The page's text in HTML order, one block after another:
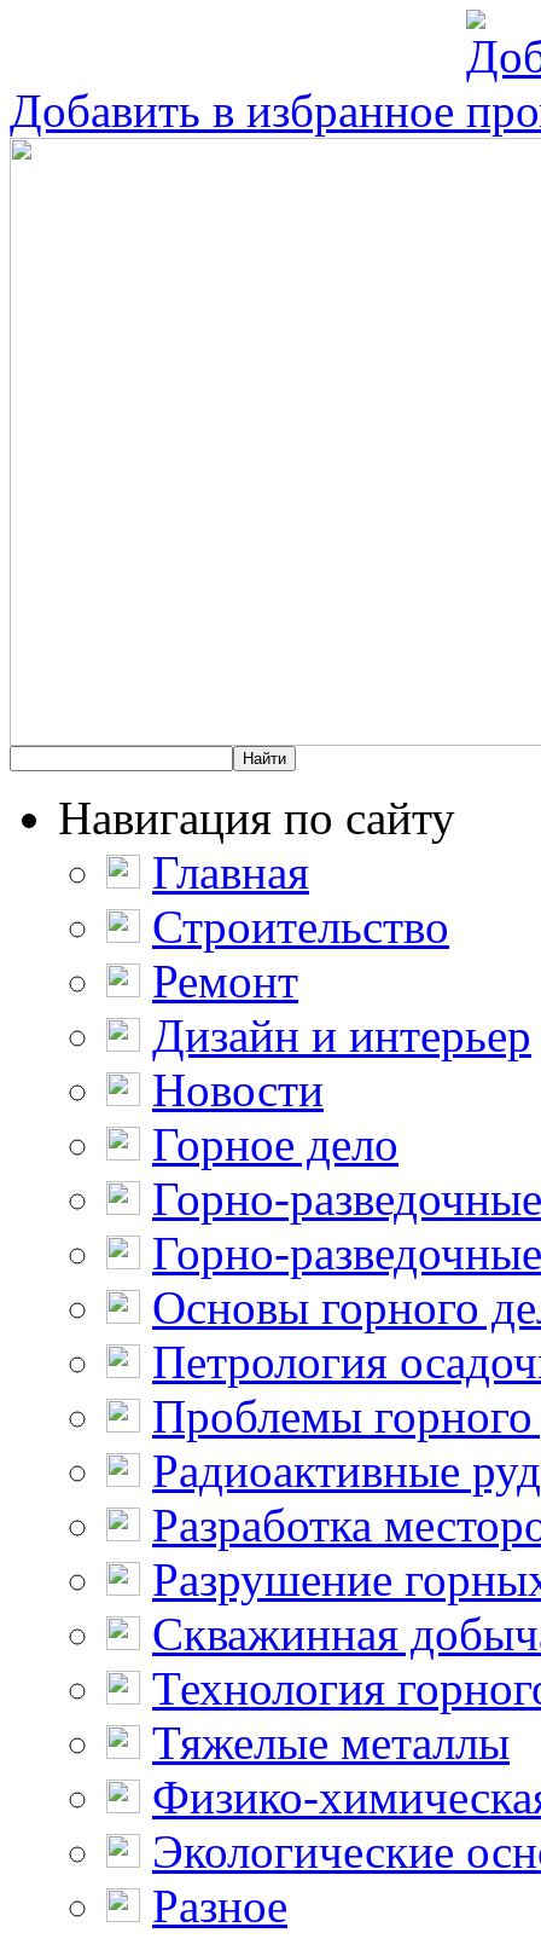
Добавить в избранное
Навигация по сайту
Главная
Строительство
Ремонт
Дизайн и интерьер
Новости
Горное дело
Горно-
Горно-
Основы горного
Петрология
Проблемы горного
Радиоактивные
Разработка
Разрушение
Скважинная
Технология
Тяжелые металлы
Физико-
Экологические
Разное